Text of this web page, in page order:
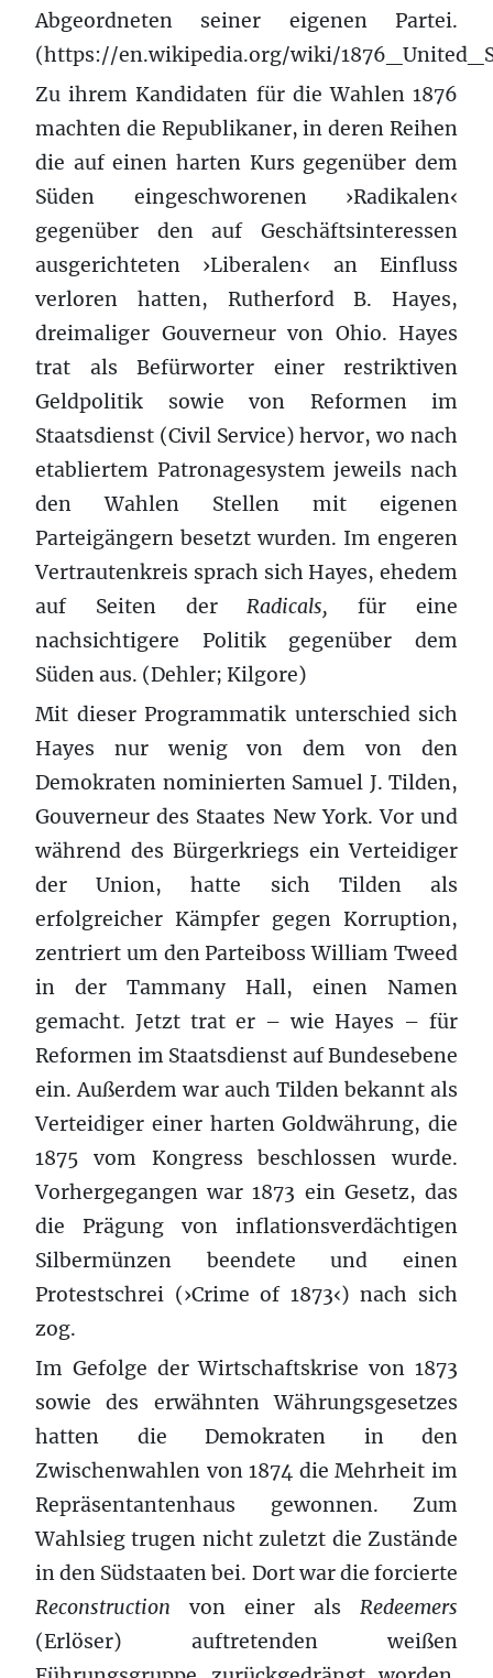
Abgeordneten seiner eigenen Partei.
(https://en.wikipedia.org/wiki/
Zu ihrem Kandidaten für die Wahlen 1876
machten die Republikaner, in deren Reihen
die auf einen harten Kurs gegenüber dem
Süden eingeschworenen ›Radikalen‹
gegenüber den auf Geschäftsinteressen
ausgerichteten ›Liberalen‹ an Einfluss
verloren hatten, Rutherford B. Hayes,
dreimaliger Gouverneur von Ohio. Hayes
trat als Befürworter einer restriktiven
Geldpolitik sowie von Reformen im
Staatsdienst (Civil Service) hervor, wo nach
etabliertem Patronagesystem jeweils nach
den Wahlen Stellen mit eigenen
Parteigängern besetzt wurden. Im engeren
Vertrautenkreis sprach sich Hayes, ehedem
auf Seiten derRadicals, für eine
nachsichtigere Politik gegenüber dem
Süden aus. (Dehler; Kilgore)
Mit dieser Programmatik unterschied sich
Hayes nur wenig von dem von den
Demokraten nominierten Samuel J. Tilden,
Gouverneur des Staates New York. Vor und
während des Bürgerkriegs ein Verteidiger
der Union, hatte sich Tilden als
erfolgreicher Kämpfer gegen Korruption,
zentriert um den Parteiboss William Tweed
in der Tammany Hall, einen Namen
gemacht. Jetzt trat er – wie Hayes – für
Reformen im Staatsdienst auf Bundesebene
ein. Außerdem war auch Tilden bekannt als
Verteidiger einer harten Goldwährung, die
1875 vom Kongress beschlossen wurde.
Vorhergegangen war 1873 ein Gesetz, das
die Prägung von inflationsverdächtigen
Silbermünzen beendete und einen
Protestschrei (›Crime of 1873‹) nach sich
zog.
Im Gefolge der Wirtschaftskrise von 1873
sowie des erwähnten Währungsgesetzes
hatten die Demokraten in den
Zwischenwahlen von 1874 die Mehrheit im
Repräsentantenhaus gewonnen. Zum
Wahlsieg trugen nicht zuletzt die Zustände
in den Südstaaten bei. Dort war die forcierte
Reconstruction von einer als Redeemers
(Erlöser) auftretenden weißen